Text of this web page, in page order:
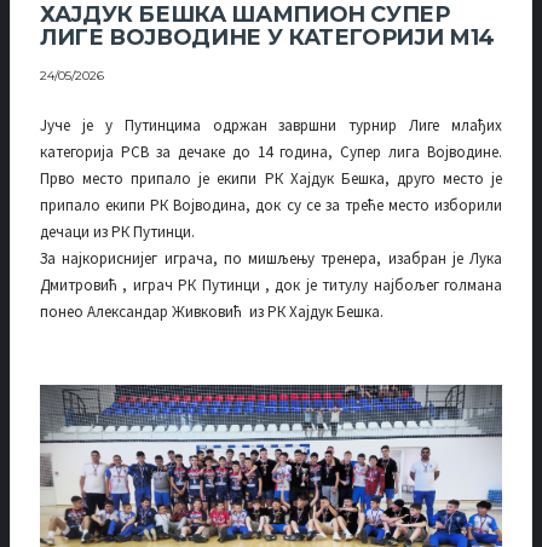
ХАЈДУК БЕШКА ШАМПИОН СУПЕР
ЛИГЕ ВОЈВОДИНЕ У КАТЕГОРИЈИ М14
24/05/2026
Јуче је у Путинцима одржан завршни турнир Лиге млађих
категорија РСВ за дечаке до 14 година, Супер лига Војводине.
Прво место припало је екипи РК Хајдук Бешка, друго место је
припало екипи РК Војводина, док су се за треће место изборили
дечаци из РК Путинци.
За најкориснијег играча, по мишљењу тренера, изабран је Лука
Дмитровић , играч РК Путинци , док је титулу најбољег голмана
понео Александар Живковић из РК Хајдук Бешка.